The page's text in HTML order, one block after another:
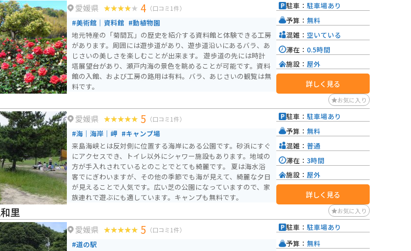
愛媛県 4 （口コミ1件）
#美術館｜資料館 #動植物園
地元特産の「菊間瓦」の歴史を紹介する資料館と体験できる工房
があります。周囲には遊歩道があり、遊歩道沿いにあるバラ、あ
じさいの美しさを楽しむことが出来ます。 遊歩道の先には時計
塔展望台があり、瀬戸内海の景色を眺めることが可能です。資料
館の入館、および工房の路用は有料。バラ、あじさいの観覧は無
料です。
駐車： 駐車場あり
予算： 無料
混雑： 空いている
滞在： 0.5時間
施設： 屋外
詳しく見る
お気に入り
愛媛県 5 （口コミ1件）
#海｜海岸｜岬 #キャンプ場
来島海峡とは反対側に位置する海岸にある公園です。砂浜にすぐ
にアクセスでき、トイレ以外にシャワー施設もあります。地域の
方が手入れされているとのことでとても綺麗です。 夏は海水浴
客でにぎわいますが、その他の季節でも海が見えて、綺麗な夕日
が見えることで人気です。広い芝の公園になっていますので、家
族連れで遊ぶにも適しています。キャンプも無料です。
駐車： 駐車場あり
予算： 無料
混雑： 普通
滞在： 3時間
施設： 屋外
詳しく見る
里 お気に入り
愛媛県 5 （口コミ1件）
#道の駅
駐車： 駐車場あり
予算： 無料